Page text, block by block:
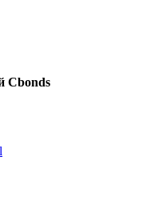
Cbonds